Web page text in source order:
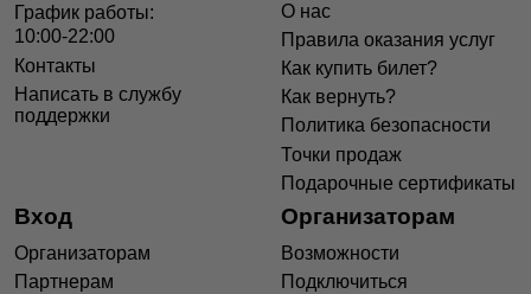
График работы:
10:00-22:00
Контакты
Написать в службу
поддержки
О нас
Правила оказания услуг
Как купить билет?
Как вернуть?
Политика безопасности
Точки продаж
Подарочные сертификаты
Вход
Организаторам
Партнерам
Организаторам
Возможности
Подключиться